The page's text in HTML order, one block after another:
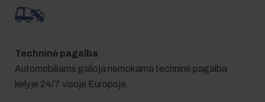
Techninė pagalba
Automobiliams galioja nemokama techninė pagalba
kelyje 24/7 visoje Europoje.